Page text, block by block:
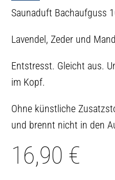
Saunaduft Bachaufguss
Lavendel, Zeder und
Entstresst. Gleicht aus.
im Kopf.
Ohne künstliche
und brennt nicht in den
16,90 €